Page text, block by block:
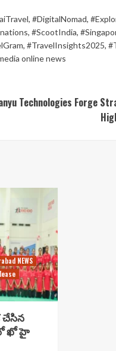
, #DigitalNomad,
, #ScootIndia,
, #TravelInsights2025,
online news
Technologies Forge
NEWS
చేసిన
ఖో హై